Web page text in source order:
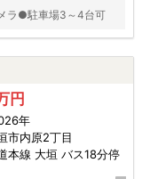
ラ●駐車場3～4台可
円
年
市内原2丁目
本線 大垣 バス18分停